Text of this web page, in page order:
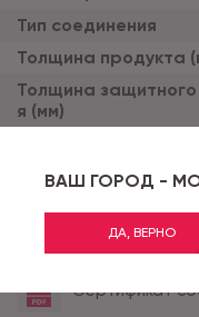
ВАШ ГОРОД -
ДА, ВЕРНО
Тип соединения
Толщина продукта
Толщина защитного
я (мм)
Наличие фаски
Все характеристики
Сертификат